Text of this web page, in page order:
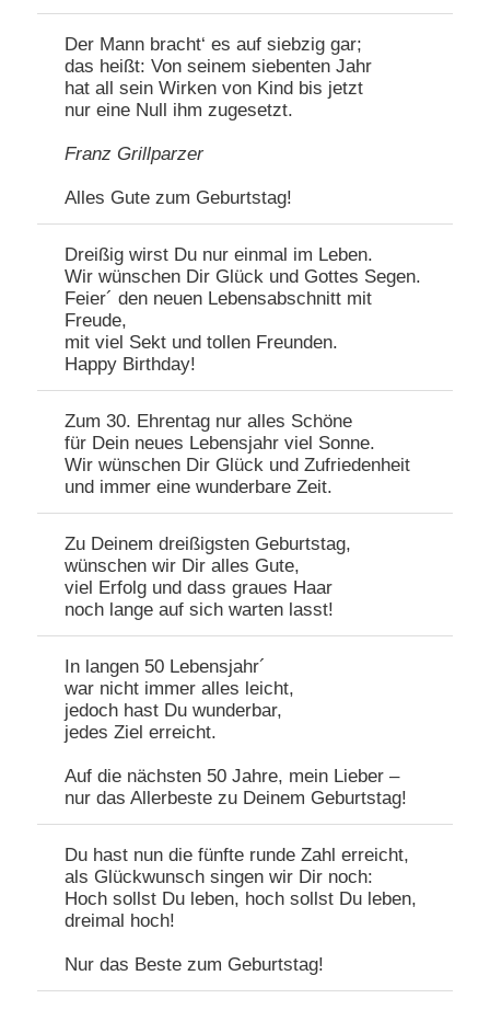
Der Mann bracht‘ es auf siebzig gar;
das heißt: Von seinem siebenten Jahr
hat all sein Wirken von Kind bis jetzt
nur eine Null ihm zugesetzt.
Franz Grillparzer
Alles Gute zum Geburtstag!
Dreißig wirst Du nur einmal im Leben.
Wir wünschen Dir Glück und Gottes Segen.
Feier´ den neuen Lebensabschnitt mit
Freude,
mit viel Sekt und tollen Freunden.
Happy Birthday!
Zum 30. Ehrentag nur alles Schöne
für Dein neues Lebensjahr viel Sonne.
Wir wünschen Dir Glück und Zufriedenheit
und immer eine wunderbare Zeit.
Zu Deinem dreißigsten Geburtstag,
wünschen wir Dir alles Gute,
viel Erfolg und dass graues Haar
noch lange auf sich warten lasst!
In langen 50 Lebensjahr´
war nicht immer alles leicht,
jedoch hast Du wunderbar,
jedes Ziel erreicht.
Auf die nächsten 50 Jahre, mein Lieber –
nur das Allerbeste zu Deinem Geburtstag!
Du hast nun die fünfte runde Zahl erreicht,
als Glückwunsch singen wir Dir noch:
Hoch sollst Du leben, hoch sollst Du leben,
dreimal hoch!
Nur das Beste zum Geburtstag!